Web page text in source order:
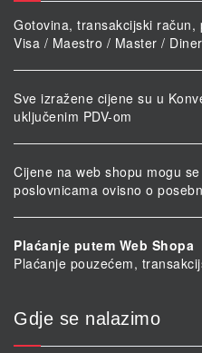
Gotovina, transakcijski račun,
Visa / Maestro / Master /
Sve izražene cijene su u
uključenim PDV-om
Cijene na web shopu mogu
poslovnicama ovisno o
Plaćanje putem Web Shopa
Plaćanje pouzećem,
Gdje se nalazimo